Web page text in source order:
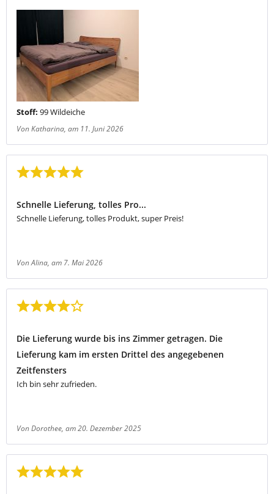
Stoff: 99 Wildeiche
Von Katharina, am 11. Juni 2026
Schnelle Lieferung, tolles Pro...
Schnelle Lieferung, tolles Produkt, super Preis!
Von Alina, am 7. Mai 2026
Die Lieferung wurde bis ins Zimmer getragen. Die
Lieferung kam im ersten Drittel des angegebenen
Zeitfensters
Ich bin sehr zufrieden.
Von Dorothee, am 20. Dezember 2025